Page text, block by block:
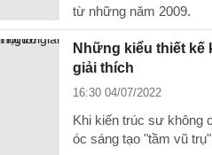
từ những năm 2009.
Những kiểu thiết
giải thích
16:30 04/07/2022
Khi kiến trúc sư không
óc sáng tạo "tầm vũ